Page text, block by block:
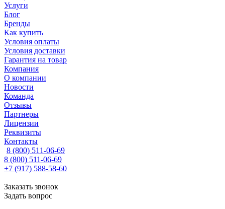
Услуги
Блог
Бренды
Как купить
Условия оплаты
Условия доставки
Гарантия на товар
Компания
О компании
Новости
Команда
Отзывы
Партнеры
Лицензии
Реквизиты
Контакты
8 (800) 511-06-69
8 (800) 511-06-69
+7 (917) 588-58-60
Заказать звонок
Задать вопрос